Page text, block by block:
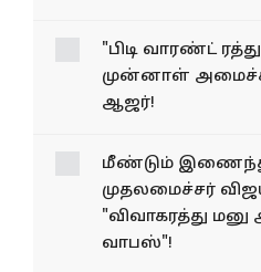
"பிடி வாரண்ட்
முன்னாள்
ஆஜர்!
மீண்டும்
முதலமைச்சர்
"விவாகரத்து மனு
வாபஸ்"!